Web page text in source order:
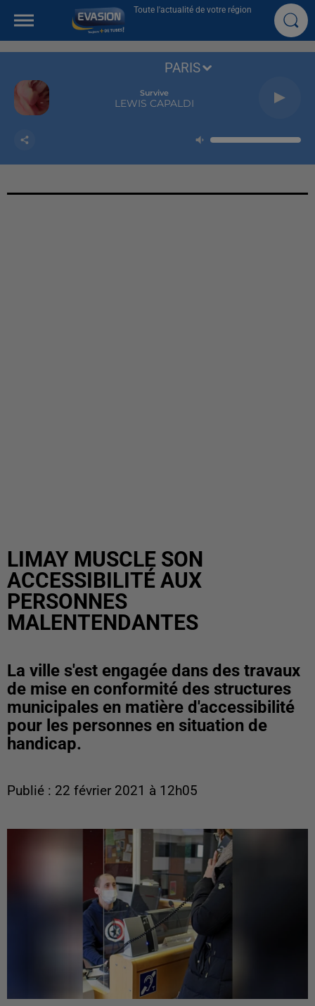
Toute l'actualité de votre région
Survive
LEWIS CAPALDI
PARIS
LIMAY MUSCLE SON
ACCESSIBILITÉ AUX
PERSONNES
MALENTENDANTES
La ville s'est engagée dans des travaux
de mise en conformité des structures
municipales en matière d'accessibilité
pour les personnes en situation de
handicap.
Publié : 22 février 2021 à 12h05